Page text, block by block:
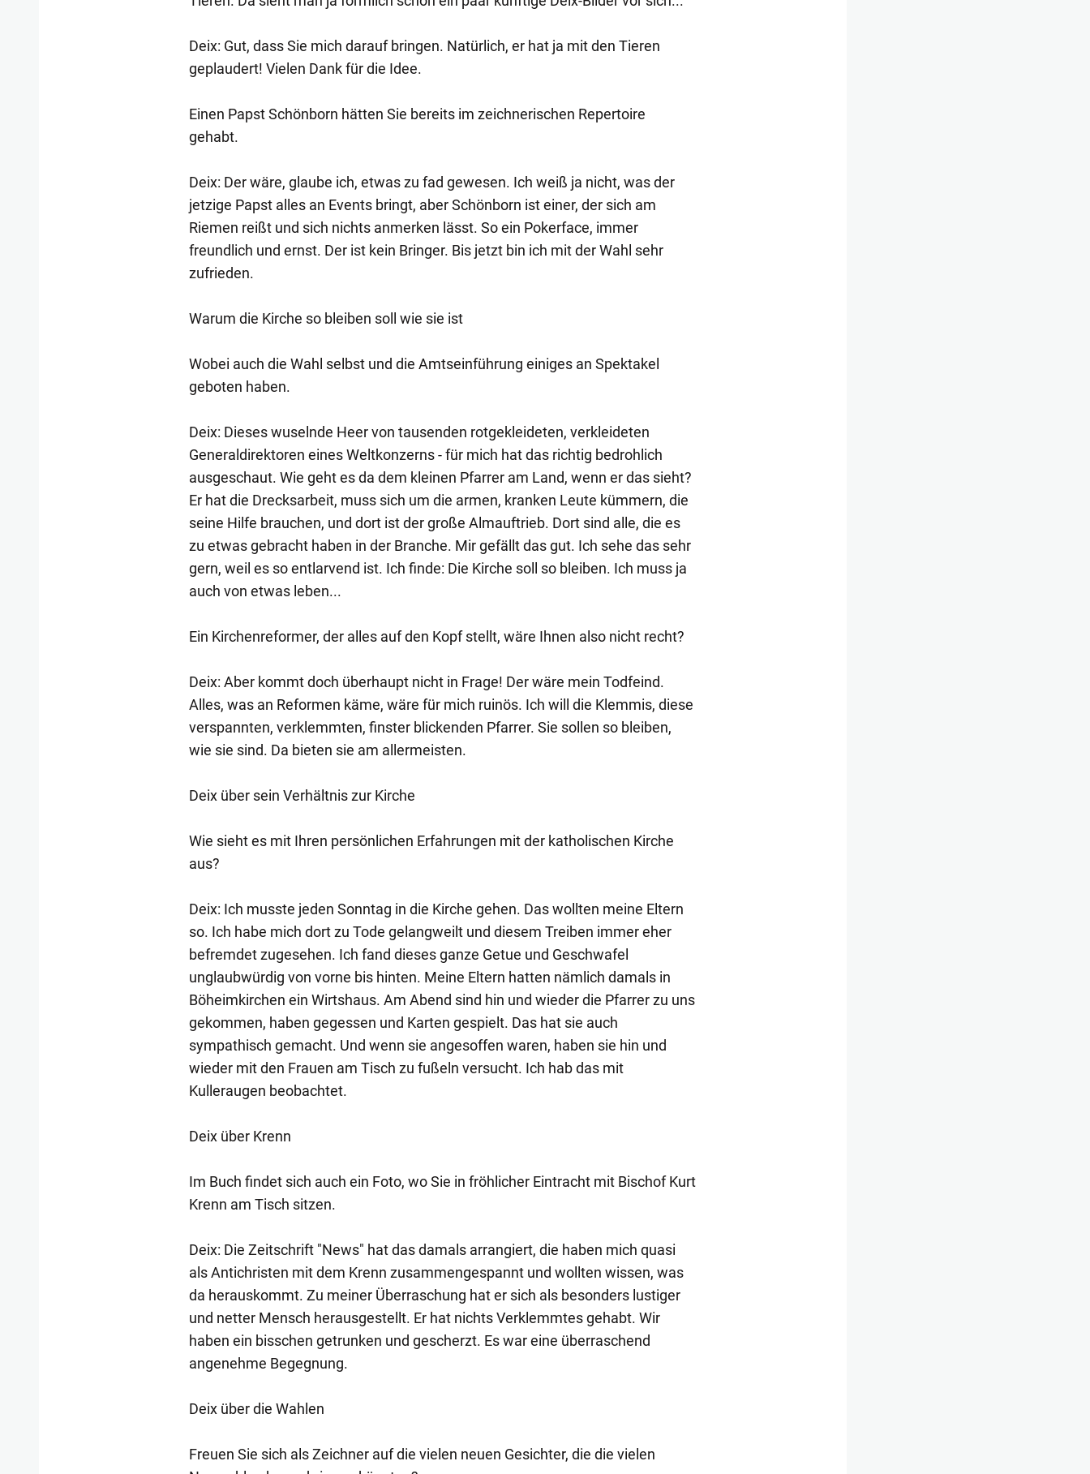
Deix: Gut, dass Sie mich darauf bringen. Natürlich, er hat ja mit den Tieren
geplaudert! Vielen Dank für die Idee.
Einen Papst Schönborn hätten Sie bereits im zeichnerischen Repertoire
gehabt.
Deix: Der wäre, glaube ich, etwas zu fad gewesen. Ich weiß ja nicht, was der
jetzige Papst alles an Events bringt, aber Schönborn ist einer, der sich am
Riemen reißt und sich nichts anmerken lässt. So ein Pokerface, immer
freundlich und ernst. Der ist kein Bringer. Bis jetzt bin ich mit der Wahl sehr
zufrieden.
Warum die Kirche so bleiben soll wie sie ist
Wobei auch die Wahl selbst und die Amtseinführung einiges an Spektakel
geboten haben.
Deix: Dieses wuselnde Heer von tausenden rotgekleideten, verkleideten
Generaldirektoren eines Weltkonzerns - für mich hat das richtig bedrohlich
ausgeschaut. Wie geht es da dem kleinen Pfarrer am Land, wenn er das sieht?
Er hat die Drecksarbeit, muss sich um die armen, kranken Leute kümmern, die
seine Hilfe brauchen, und dort ist der große Almauftrieb. Dort sind alle, die es
zu etwas gebracht haben in der Branche. Mir gefällt das gut. Ich sehe das sehr
gern, weil es so entlarvend ist. Ich finde: Die Kirche soll so bleiben. Ich muss ja
auch von etwas leben...
Ein Kirchenreformer, der alles auf den Kopf stellt, wäre Ihnen also nicht recht?
Deix: Aber kommt doch überhaupt nicht in Frage! Der wäre mein Todfeind.
Alles, was an Reformen käme, wäre für mich ruinös. Ich will die Klemmis, diese
verspannten, verklemmten, finster blickenden Pfarrer. Sie sollen so bleiben,
wie sie sind. Da bieten sie am allermeisten.
Deix über sein Verhältnis zur Kirche
Wie sieht es mit Ihren persönlichen Erfahrungen mit der katholischen Kirche
aus?
Deix: Ich musste jeden Sonntag in die Kirche gehen. Das wollten meine Eltern
so. Ich habe mich dort zu Tode gelangweilt und diesem Treiben immer eher
befremdet zugesehen. Ich fand dieses ganze Getue und Geschwafel
unglaubwürdig von vorne bis hinten. Meine Eltern hatten nämlich damals in
Böheimkirchen ein Wirtshaus. Am Abend sind hin und wieder die Pfarrer zu uns
gekommen, haben gegessen und Karten gespielt. Das hat sie auch
sympathisch gemacht. Und wenn sie angesoffen waren, haben sie hin und
wieder mit den Frauen am Tisch zu fußeln versucht. Ich hab das mit
Kulleraugen beobachtet.
Deix über Krenn
Im Buch findet sich auch ein Foto, wo Sie in fröhlicher Eintracht mit Bischof Kurt
Krenn am Tisch sitzen.
Deix: Die Zeitschrift "News" hat das damals arrangiert, die haben mich quasi
als Antichristen mit dem Krenn zusammengespannt und wollten wissen, was
da herauskommt. Zu meiner Überraschung hat er sich als besonders lustiger
und netter Mensch herausgestellt. Er hat nichts Verklemmtes gehabt. Wir
haben ein bisschen getrunken und gescherzt. Es war eine überraschend
angenehme Begegnung.
Deix über die Wahlen
Freuen Sie sich als Zeichner auf die vielen neuen Gesichter, die die vielen